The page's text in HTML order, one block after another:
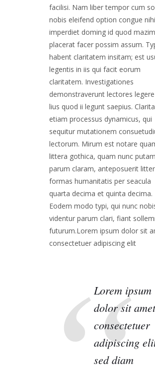
facilisi. Nam liber tempor cum
nobis eleifend option congue
imperdiet doming id quod mazim
placerat facer possim assum.
habent claritatem insitam; est
legentis in iis qui facit eorum
claritatem. Investigationes
demonstraverunt lectores
lius quod ii legunt saepius.
etiam processus dynamicus, qui
sequitur mutationem
lectorum. Mirum est notare
littera gothica, quam nunc
parum claram, anteposuerit
formas humanitatis per seacula
quarta decima et quinta decima.
Eodem modo typi, qui nunc
videntur parum clari, fiant
futurum.Lorem ipsum dolor sit
consectetuer adipiscing elit
Lorem ipsum
dolor sit
consectetuer
adipiscing
sed diam